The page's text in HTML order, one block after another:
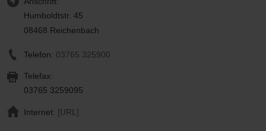
Humboldtstr. 45
08468 Reichenbach
Telefon: 03765 325900
Telefax:
03765 3259095
Internet: [URL]